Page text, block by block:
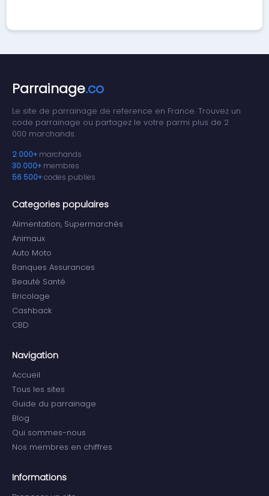
Parrainage.co
Le site de parrainage de reference en France. Trouvez un
code parrainage ou partagez le votre parmi plus de 2
000 marchands.
2 000+ marchands
30 000+ membres
56 500+codes publies
Categories populaires
Alimentation, Supermarchés
Animaux
Auto Moto
Banques Assurances
Beauté Santé
Bricolage
Cashback
CBD
Navigation
Accueil
Tous les sites
Guide du parrainage
Blog
Qui sommes-nous
Nos membres en chiffres
Informations